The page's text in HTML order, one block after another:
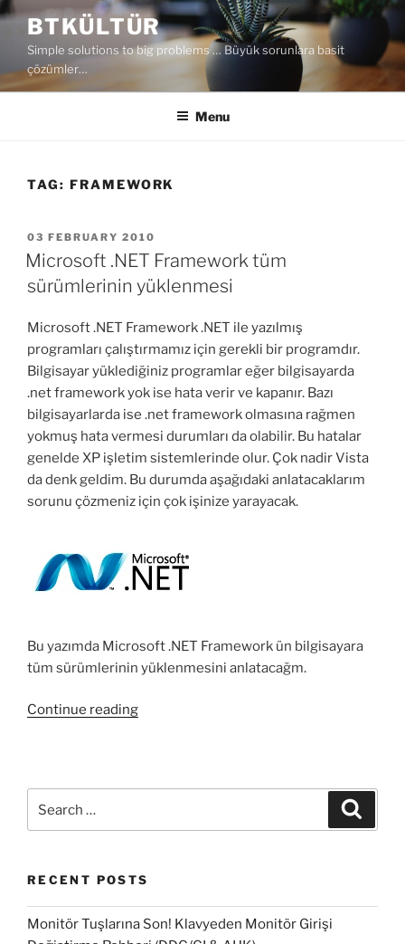
Skip
content
BTKÜLTÜR
Simple solutions to big problems … Büyük sorunlara basit
çözümler…
Menu
TAG: FRAMEWORK
POSTED
ON
03 FEBRUARY 2010
Microsoft .NET Framework tüm
sürümlerinin yüklenmesi
Microsoft .NET Framework .NET ile yazılmış
programları çalıştırmamız için gerekli bir programdır.
Bilgisayar yüklediğiniz programlar eğer bilgisayarda
.net framework yok ise hata verir ve kapanır. Bazı
bilgisayarlarda ise .net framework olmasına rağmen
yokmuş hata vermesi durumları da olabilir. Bu hatalar
genelde XP işletim sistemlerinde olur. Çok nadir Vista
da denk geldim. Bu durumda aşağıdaki anlatacaklarım
sorunu çözmeniz için çok işinize yarayacak.
Bu yazımda Microsoft .NET Framework ün bilgisayara
tüm sürümlerinin yüklenmesini anlatacağm.
Continue reading“Microsoft
for:
RECENT POSTS
Monitör Tuşlarına Son! Klavyeden Monitör Girişi